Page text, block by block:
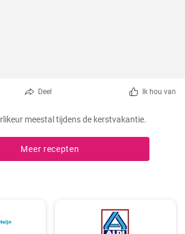
Deel Ik hou van
meestal tijdens de kerstvakantie.
Meer recepten